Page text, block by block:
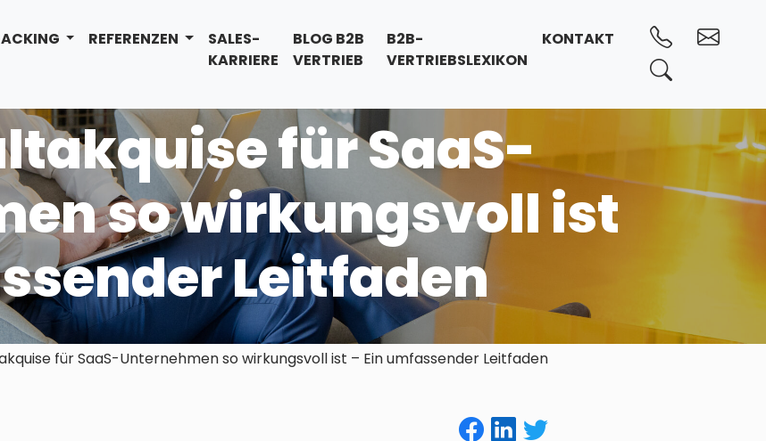
REFERENZEN
SALES-
KARRIERE
BLOG B2B
VERTRIEB
B2B-
VERTRIEBSLEXIKON
KONTAKT
für SaaS-
so wirkungsvoll ist
Leitfaden
für SaaS-Unternehmen so wirkungsvoll ist – Ein umfassender Leitfaden